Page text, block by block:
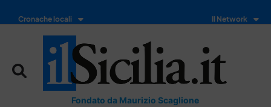
Cronache locali Il Network
Fondato da Maurizio Scaglione